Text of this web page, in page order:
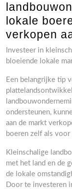
lokale
verkopen
Investeer in
bloeiende lokale
Een belangrijke tip
ondersteunen,
aan de markt
boeren zelf als voor
Kleinschalige
met het land en de
de lokale
Door te investeren